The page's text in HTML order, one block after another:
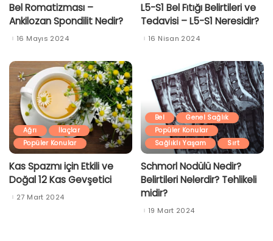
Bel Romatizması –
Ankilozan Spondilit Nedir?
16 Mayıs 2024
L5-S1 Bel Fıtığı Belirtileri ve
Tedavisi – L5-S1 Neresidir?
16 Nisan 2024
Ağrı
İlaçlar
Popüler Konular
Kas Spazmı için Etkili ve
Doğal 12 Kas Gevşetici
27 Mart 2024
Bel
Genel Sağlık
Popüler Konular
Sağlıklı Yaşam
Sırt
Schmorl Nodülü Nedir?
Belirtileri Nelerdir? Tehlikeli
midir?
19 Mart 2024